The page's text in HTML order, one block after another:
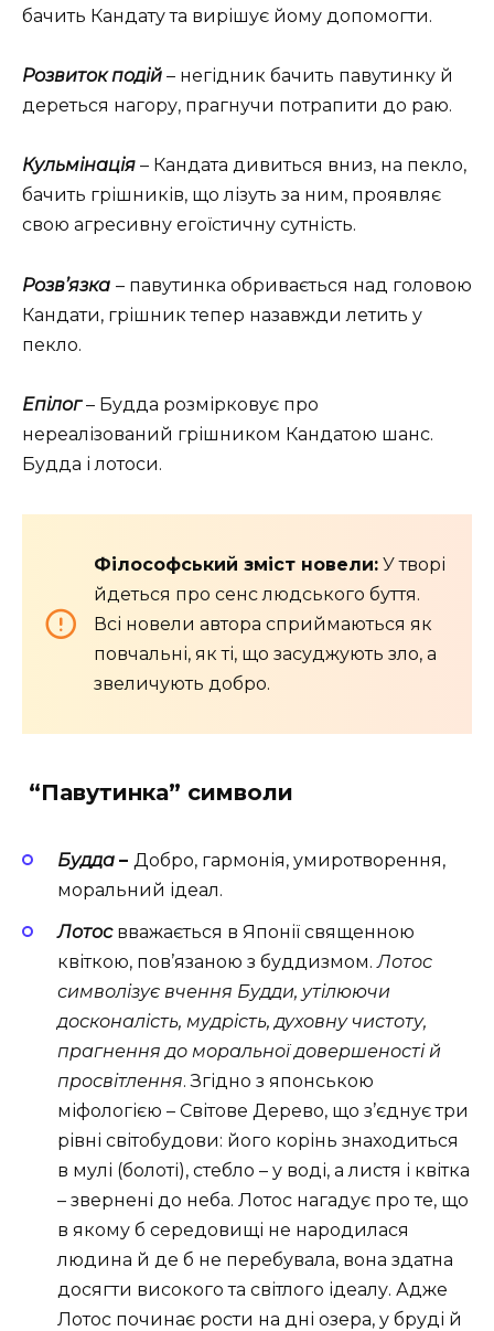
бачить Кандату та вирішує йому допомогти.
Розвиток подій – негідник бачить павутинку й
дереться нагору, прагнучи потрапити до раю.
Кульмінація – Кандата дивиться вниз, на пекло,
бачить грішників, що лізуть за ним, проявляє
свою агресивну егоїстичну сутність.
Розв’язка – павутинка обривається над головою
Кандати, грішник тепер назавжди летить у
пекло.
Епілог– Будда розмірковує про
нереалізований грішником Кандатою шанс.
Будда і лотоси.
Філософський зміст новели: У творі
йдеться про сенс людського буття.
Всі новели автора сприймаються як
повчальні, як ті, що засуджують зло, а
звеличують добро.
“Павутинка” символи
Будда – Добро, гармонія, умиротворення,
моральний ідеал.
Лотосвважається в Японії священною
квіткою, пов’язаною з буддизмом.Лотос
символізує вчення Будди, утілюючи
досконалість, мудрість, духовну чистоту,
прагнення до моральної довершеності й
просвітлення. Згідно з японською
міфологією – Світове Дерево, що з’єднує три
рівні світобудови: його корінь знаходиться
в мулі (болоті), стебло – у воді, а листя і квітка
– звернені до неба. Лотос нагадує про те, що
в якому б середовищі не народилася
людина й де б не перебувала, вона здатна
досягти високого та світлого ідеалу. Адже
Лотос починає рости на дні озера, у бруді й